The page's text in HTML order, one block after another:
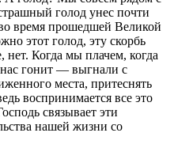
голод унес почти
время прошедшей Великой
этот голод, эту скорбь
нет. Когда мы плачем, когда
нас гонит — выгнали с
места, притеснять
воспринимается все это
связывает эти
нашей жизни со